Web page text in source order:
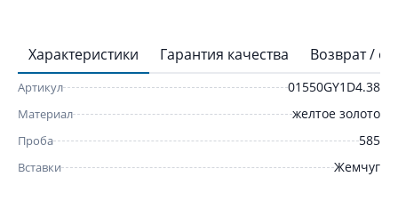
Характеристики Гарантия качества Возврат /
Артикул 01550GY1D4.38
Материал желтое золото
Проба 585
Вставки Жемчуг